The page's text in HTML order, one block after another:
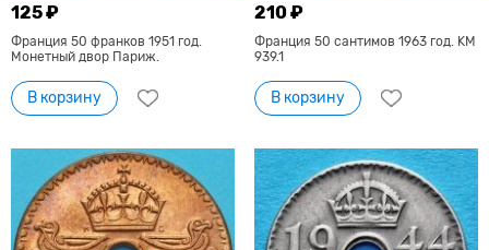
125 ₽
Франция 50 франков 1951 год.
Монетный двор Париж.
В корзину
210 ₽
Франция 50 сантимов 1963 год. KM
939.1
В корзину